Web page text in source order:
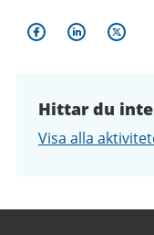
Hittar du
Visa alla